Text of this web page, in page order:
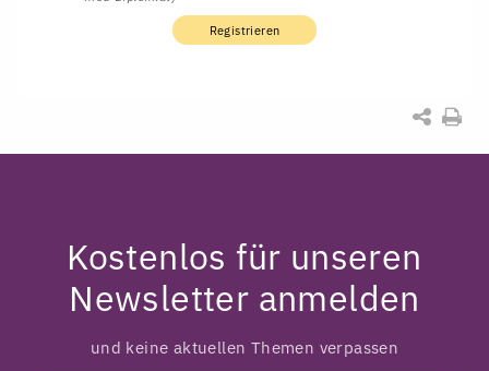
Registrieren
Kostenlos für unseren
Newsletter anmelden
und keine aktuellen Themen verpassen